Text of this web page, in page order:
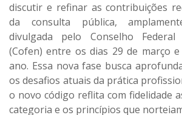
discutir e refinar as contribuições
da consulta pública,
divulgada pelo Conselho Federal
(Cofen) entre os dias 29 de março
ano. Essa nova fase busca
os desafios atuais da prática
o novo código reflita com fidelidade
categoria e os princípios que